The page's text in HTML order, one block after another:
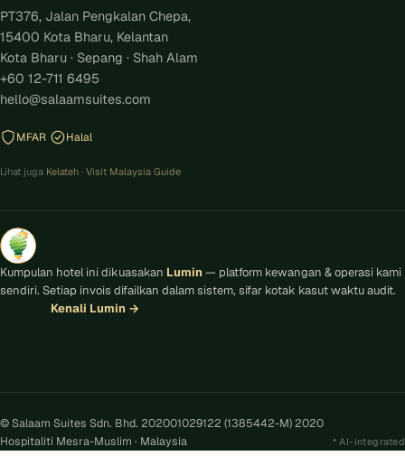
PT376, Jalan Pengkalan Chepa,
15400 Kota Bharu, Kelantan
Kota Bharu · Sepang · Shah Alam
+60 12-711 6495
hello@salaamsuites.com
MFAR Halal
Lihat juga Kelateh · Visit Malaysia Guide
Kumpulan hotel ini dikuasakan Lumin — platform kewangan & operasi kami
sendiri. Setiap invois difailkan dalam sistem, sifar kotak kasut waktu audit.
Kenali Lumin →
© Salaam Suites Sdn. Bhd. 202001029122 (1385442-M) 2020
Hospitaliti Mesra-Muslim · Malaysia
AI-integrated